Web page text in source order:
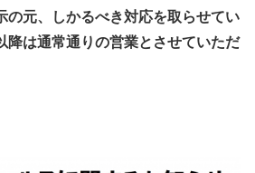
の元、しかるべき対応を取らせてい
降は通常通りの営業とさせていただ